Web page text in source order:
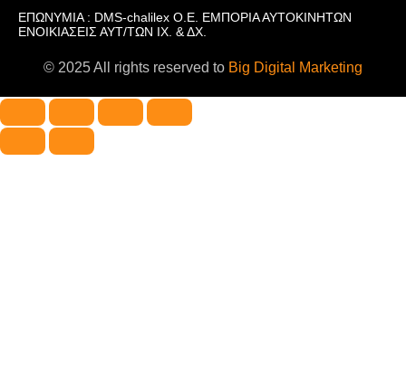
ΕΠΩΝΥΜΙΑ : DMS-chalilex Ο.Ε. ΕΜΠΟΡΙΑ ΑΥΤΟΚΙΝΗΤΩΝ
ΕΝΟΙΚΙΑΣΕΙΣ ΑΥΤ/ΤΩΝ ΙΧ. & ΔΧ.
© 2025 All rights reserved to Big Digital Marketing